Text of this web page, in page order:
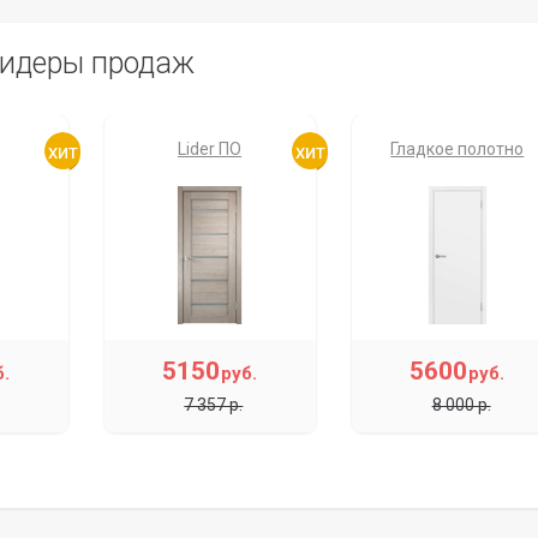
продаж
Lider ПО
5150руб.
7 357 р.
Гладкое полотно
5600руб.
8 000 р.